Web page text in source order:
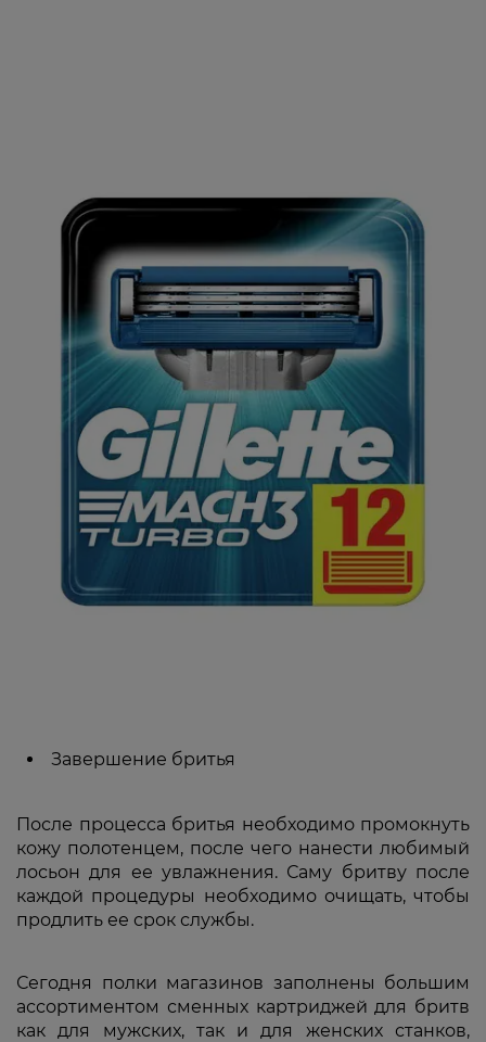
Завершение бритья
После процесса бритья необходимо промокнуть
кожу полотенцем, после чего нанести любимый
лосьон для ее увлажнения. Саму бритву после
каждой процедуры необходимо очищать, чтобы
продлить ее срок службы.
Сегодня полки магазинов заполнены большим
ассортиментом сменных картриджей для бритв
как для мужских, так и для женских станков,